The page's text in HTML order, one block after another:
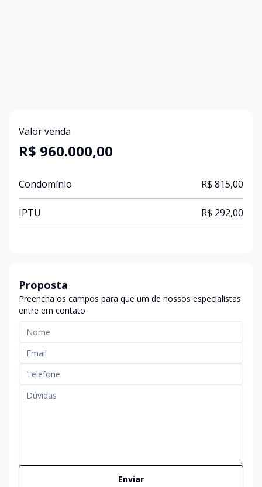
Valor venda
R$ 960.000,00
Condomínio R$ 815,00
IPTU R$ 292,00
Proposta
Preencha os campos para que um de nossos especialistas
entre em contato
Enviar